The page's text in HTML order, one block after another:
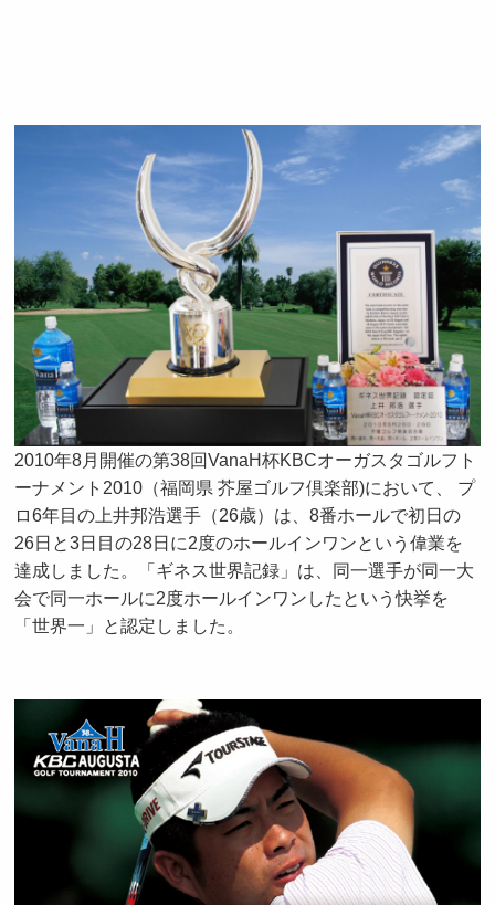
2010年8月開催の第38回VanaH杯KBCオーガスタゴルフト
ーナメント2010（福岡県 芥屋ゴルフ倶楽部)において、 プ
ロ6年目の上井邦浩選手（26歳）は、8番ホールで初日の
26日と3日目の28日に2度のホールインワンという偉業を
達成しました。
「ギネス世界記録」は、同一選手が同一大
会で同一ホールに2度ホールインワンしたという快挙を
「世界一」と認定しました。